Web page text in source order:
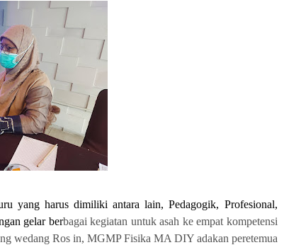
yang harus dimiliki antara lain, Pedagogik, Profesional,
gelar berbagai kegiatan untuk asah ke empat kompetensi
wedang Ros in, MGMP Fisika MA DIY adakan peretemua